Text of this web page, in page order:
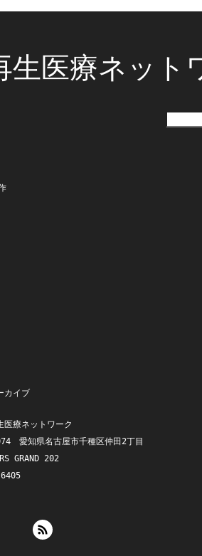
生医療ネット
カイブ
医療ネットワーク
愛知県名古屋市千種区仲田2丁目
GRAND 202